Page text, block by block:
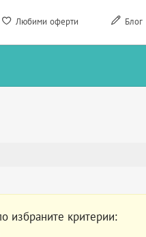
Любими оферти Блог
избраните критерии: